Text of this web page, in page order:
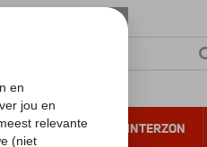
ALL INCLUSIVE WINTERZON